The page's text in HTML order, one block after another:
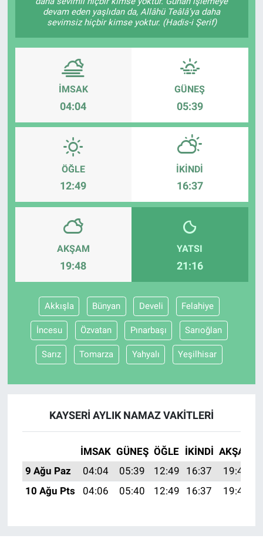
devam eden yaşlıdan da, Allâhü Teâlâ’ya daha
sevimsiz hiçbir kimse yoktur. (Hadis-i Şerif)
İMSAK
04:04
GÜNEŞ
05:39
ÖĞLE
12:49
İKINDI
16:37
AKŞAM
19:48
YATSI
21:16
Akkışla Bünyan Develi Felahiye
İncesu Özvatan Pınarbaşı Sarıoğlan
Sarız Tomarza Yahyalı Yeşilhisar
KAYSERI AYLIK NAMAZ VAKITLERI
İMSAK GÜNEŞ ÖĞLE İKINDI AKŞAM
9 Ağu Paz
04:04 05:39 12:49 16:37 19:48
10 Ağu Pts
04:06 05:40 12:49 16:37 19:47